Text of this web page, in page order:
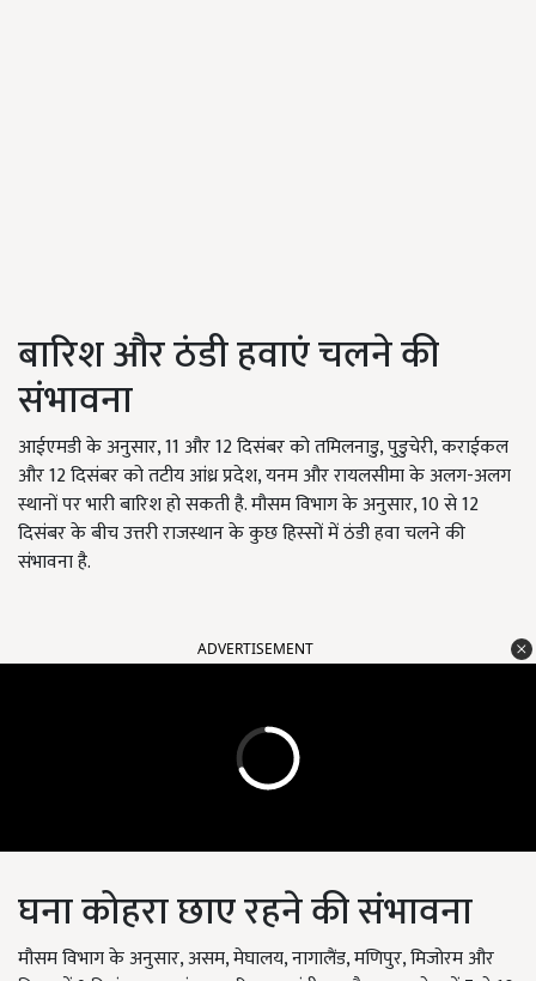
बारिश और ठंडी हवाएं चलने की
संभावना
आईएमडी के अनुसार, 11 और 12 दिसंबर को तमिलनाडु, पुडुचेरी, कराईकल
और 12 दिसंबर को तटीय आंध्र प्रदेश, यनम और रायलसीमा के अलग-अलग
स्थानों पर भारी बारिश हो सकती है. मौसम विभाग के अनुसार, 10 से 12
दिसंबर के बीच उत्तरी राजस्थान के कुछ हिस्सों में ठंडी हवा चलने की
संभावना है.
ADVERTISEMENT
घना कोहरा छाए रहने की संभावना
मौसम विभाग के अनुसार, असम, मेघालय, नागालैंड, मणिपुर, मिजोरम और